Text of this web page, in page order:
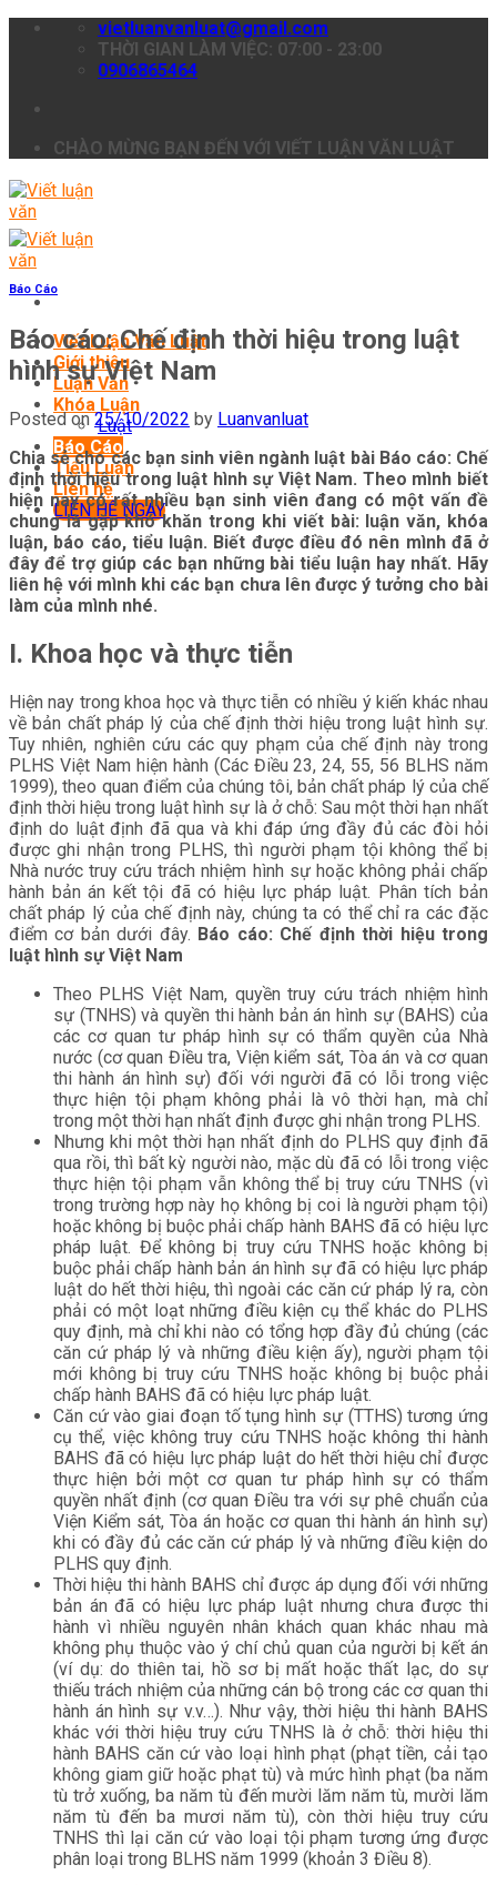
Skip
vietluanvanluat@gmail.com
THỜI GIAN LÀM VIỆC: 07:00 - 23:00
0906865464
CHÀO MỪNG BẠN ĐẾN VỚI VIẾT LUẬN VĂN LUẬT
Viết Luận Văn Luật
Giới thiệu
Luận Văn
Khóa Luận
Luật
Báo Cáo
Tiểu Luận
Liên hệ
LIÊN HỆ NGAY
Báo Cáo
Báo cáo: Chế định thời hiệu trong luật
hình sự Việt Nam
Posted on25/10/2022 by Luanvanluat
Chia sẻ cho các bạn sinh viên ngành luật bài Báo cáo: Chế
định thời hiệu trong luật hình sự Việt Nam. Theo mình biết
hiện nay có rất nhiều bạn sinh viên đang có một vấn đề
chung là gặp khó khăn trong khi viết bài: luận văn, khóa
luận, báo cáo, tiểu luận. Biết được điều đó nên mình đã ở
đây để trợ giúp các bạn những bài tiểu luận hay nhất. Hãy
liên hệ với mình khi các bạn chưa lên được ý tưởng cho bài
làm của mình nhé.
I. Khoa học và thực tiễn
Hiện nay trong khoa học và thực tiễn có nhiều ý kiến khác nhau
về bản chất pháp lý của chế định thời hiệu trong luật hình sự.
Tuy nhiên, nghiên cứu các quy phạm của chế định này trong
PLHS Việt Nam hiện hành (Các Điều 23, 24, 55, 56 BLHS năm
1999), theo quan điểm của chúng tôi, bản chất pháp lý của chế
định thời hiệu trong luật hình sự là ở chỗ: Sau một thời hạn nhất
định do luật định đã qua và khi đáp ứng đầy đủ các đòi hỏi
được ghi nhận trong PLHS, thì người phạm tội không thể bị
Nhà nước truy cứu trách nhiệm hình sự hoặc không phải chấp
hành bản án kết tội đã có hiệu lực pháp luật. Phân tích bản
chất pháp lý của chế định này, chúng ta có thể chỉ ra các đặc
điểm cơ bản dưới đây. Báo cáo: Chế định thời hiệu trong
luật hình sự Việt Nam
Theo PLHS Việt Nam, quyền truy cứu trách nhiệm hình
sự (TNHS) và quyền thi hành bản án hình sự (BAHS) của
các cơ quan tư pháp hình sự có thẩm quyền của Nhà
nước (cơ quan Điều tra, Viện kiểm sát, Tòa án và cơ quan
thi hành án hình sự) đối với người đã có lỗi trong việc
thực hiện tội phạm không phải là vô thời hạn, mà chỉ
trong một thời hạn nhất định được ghi nhận trong PLHS.
Nhưng khi một thời hạn nhất định do PLHS quy định đã
qua rồi, thì bất kỳ người nào, mặc dù đã có lỗi trong việc
thực hiện tội phạm vẫn không thể bị truy cứu TNHS (vì
trong trường hợp này họ không bị coi là người phạm tội)
hoặc không bị buộc phải chấp hành BAHS đã có hiệu lực
pháp luật. Để không bị truy cứu TNHS hoặc không bị
buộc phải chấp hành bản án hình sự đã có hiệu lực pháp
luật do hết thời hiệu, thì ngoài các căn cứ pháp lý ra, còn
phải có một loạt những điều kiện cụ thể khác do PLHS
quy định, mà chỉ khi nào có tổng hợp đầy đủ chúng (các
căn cứ pháp lý và những điều kiện ấy), người phạm tội
mới không bị truy cứu TNHS hoặc không bị buộc phải
chấp hành BAHS đã có hiệu lực pháp luật.
Căn cứ vào giai đoạn tố tụng hình sự (TTHS) tương ứng
cụ thể, việc không truy cứu TNHS hoặc không thi hành
BAHS đã có hiệu lực pháp luật do hết thời hiệu chỉ được
thực hiện bởi một cơ quan tư pháp hình sự có thẩm
quyền nhất định (cơ quan Điều tra với sự phê chuẩn của
Viện Kiểm sát, Tòa án hoặc cơ quan thi hành án hình sự)
khi có đầy đủ các căn cứ pháp lý và những điều kiện do
PLHS quy định.
Thời hiệu thi hành BAHS chỉ được áp dụng đối với những
bản án đã có hiệu lực pháp luật nhưng chưa được thi
hành vì nhiều nguyên nhân khách quan khác nhau mà
không phụ thuộc vào ý chí chủ quan của người bị kết án
(ví dụ: do thiên tai, hồ sơ bị mất hoặc thất lạc, do sự
thiếu trách nhiệm của những cán bộ trong các cơ quan thi
hành án hình sự v.v…). Như vậy, thời hiệu thi hành BAHS
khác với thời hiệu truy cứu TNHS là ở chỗ: thời hiệu thi
hành BAHS căn cứ vào loại hình phạt (phạt tiền, cải tạo
không giam giữ hoặc phạt tù) và mức hình phạt (ba năm
tù trở xuống, ba năm tù đến mười lăm năm tù, mười lăm
năm tù đến ba mươi năm tù), còn thời hiệu truy cứu
TNHS thì lại căn cứ vào loại tội phạm tương ứng được
phân loại trong BLHS năm 1999 (khoản 3 Điều 8).